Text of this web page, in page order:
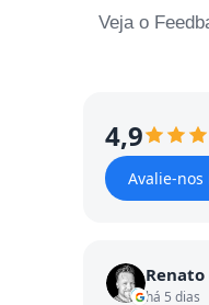
Veja o
4,9
Avalie-nos
há 5 dias